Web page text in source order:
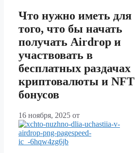
Что нужно иметь для
того, что бы начать
получать Airdrop и
участвовать в
бесплатных раздачах
криптовалюты и NFT
бонусов
16 ноября, 2025 от